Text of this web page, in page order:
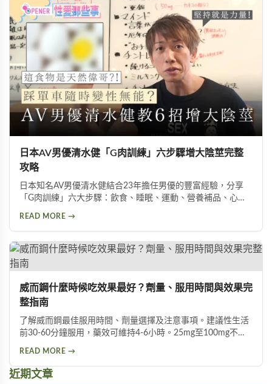
日本AV男優清水健「G肉訓練」六步驟增大陰莖完整
攻略
日本知名AV男優清水健結合23年擔任男優的豐富經驗，分享
「G肉訓練」六大步驟：飲食、睡眠、運動、營養補品、心
增粗的目標。
READ MORE →
威而鋼什麼時候吃效果最好？劑量、服用時間與效果完
整指南
了解威而鋼最佳服用時間、劑量選擇及注意事項。建議性生活
前30-60分鐘服用，藥效可維持4-6小時。25mg至100mg不同
READ MORE →
近期文章